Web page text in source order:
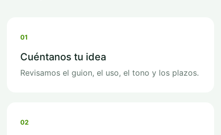
01
Cuéntanos tu idea
Revisamos el guion, el uso, el tono y los plazos.
02